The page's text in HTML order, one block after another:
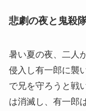
悲劇の夜と鬼殺
暑い夏の夜、二人
侵入し有一郎に襲
で兄を守ろうと戦
は消滅し、有一郎